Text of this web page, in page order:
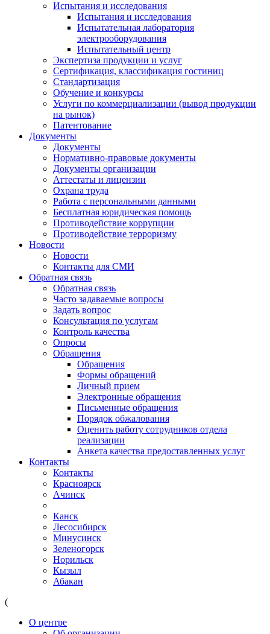
Испытания и исследования
Испытания и исследования
Испытательная лаборатория
электрооборудования
Испытательный центр
Экспертиза продукции и услуг
Сертификация, классификация гостиниц
Стандартизация
Обучение и конкурсы
Услуги по коммерциализации (вывод продукции
на рынок)
Патентование
Документы
Документы
Нормативно-правовые документы
Документы организации
Аттестаты и лицензии
Охрана труда
Работа с персональными данными
Бесплатная юридическая помощь
Противодействие коррупции
Противодействие терроризму
Новости
Новости
Контакты для СМИ
Обратная связь
Обратная связь
Часто задаваемые вопросы
Задать вопрос
Консультация по услугам
Контроль качества
Опросы
Обращения
Обращения
Формы обращений
Личный прием
Электронные обращения
Письменные обращения
Порядок обжалования
Оценить работу сотрудников отдела
реализации
Анкета качества предоставленных услуг
Контакты
Контакты
Красноярск
Ачинск
Канск
Лесосибирск
Минусинск
Зеленогорск
Норильск
Кызыл
Абакан
(
О центре